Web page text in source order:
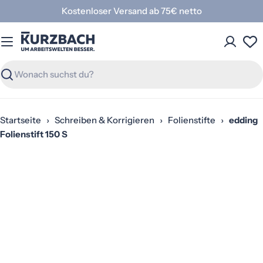
Inhalt
springen
Kostenloser Versand ab 75€ netto
Suchen
Startseite › Schreiben & Korrigieren › Folienstifte › edding
Folienstift 150 S